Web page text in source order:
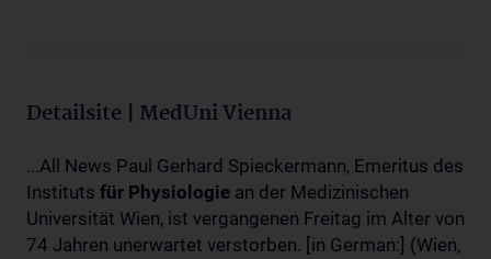
Detailsite | MedUni Vienna
...All News Paul Gerhard Spieckermann, Emeritus des
Instituts für Physiologie an der Medizinischen
Universität Wien, ist vergangenen Freitag im Alter von
74 Jahren unerwartet verstorben. [in German:] (Wien,